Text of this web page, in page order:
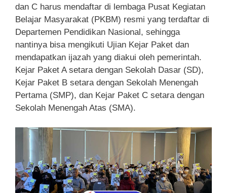
dan C harus mendaftar di lembaga Pusat Kegiatan
Belajar Masyarakat (PKBM) resmi yang terdaftar di
Departemen Pendidikan Nasional, sehingga
nantinya bisa mengikuti Ujian Kejar Paket dan
mendapatkan ijazah yang diakui oleh pemerintah.
Kejar Paket A setara dengan Sekolah Dasar (SD),
Kejar Paket B setara dengan Sekolah Menengah
Pertama (SMP), dan Kejar Paket C setara dengan
Sekolah Menengah Atas (SMA).